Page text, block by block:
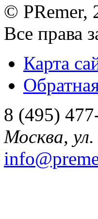
© PRemer,
Все права
Карта
8 (495)
Москва,